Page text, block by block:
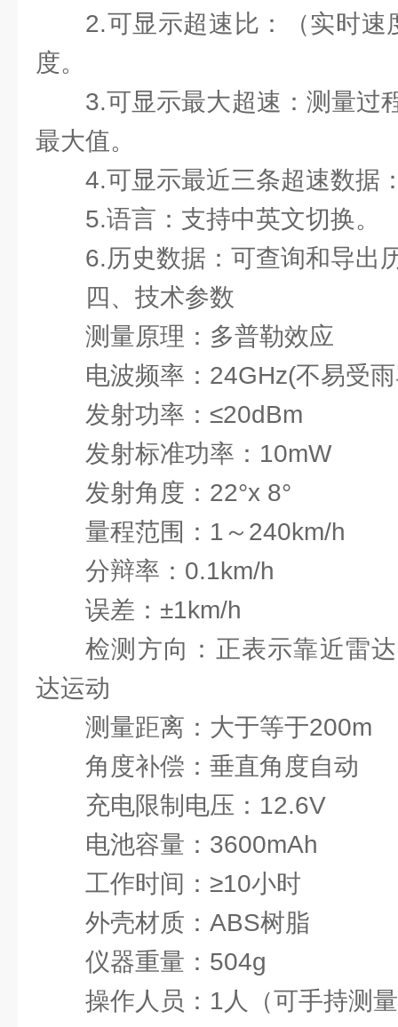
2.可显示超速比：（实时速
度。
3.可显示最大超速：测量过
最大值。
4.可显示最近三条超速数据
5.语言：支持中英文切换。
6.历史数据：可查询和导出
四、技术参数
测量原理：多普勒效应
电波频率：24GHz(不易受
发射功率：≤20dBm
发射标准功率：10mW
发射角度：22°x 8°
量程范围：1～240km/h
分辩率：0.1km/h
误差：±1km/h
检测方向：正表示靠近雷
达运动
测量距离：大于等于200m
角度补偿：垂直角度自动
充电限制电压：12.6V
电池容量：3600mAh
工作时间：≥10小时
外壳材质：ABS树脂
仪器重量：504g
操作人员：1人（可手持测